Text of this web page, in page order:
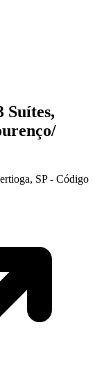
Suítes,
SP - Código